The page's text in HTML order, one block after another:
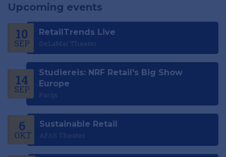
Upcoming events
10
SEP
RetailTrends Live
DeLaMar Theater
14
SEP
Studiereis: NRF Retail's Big Show
Europe
Parijs
6
OKT
Sustainable Retail
AFAS Theater